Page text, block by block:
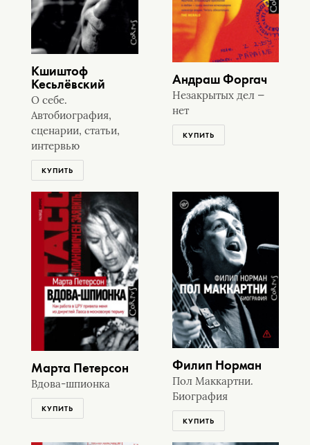
Кшиштоф
Кесьлёвский
О себе.
Автобиография,
сценарии, статьи,
интервью
КУПИТЬ
Андраш Форгач
Незакрытых дел —
нет
КУПИТЬ
Марта Петерсон
Вдова-шпионка
КУПИТЬ
Филип Норман
Пол Маккартни.
Биография
КУПИТЬ